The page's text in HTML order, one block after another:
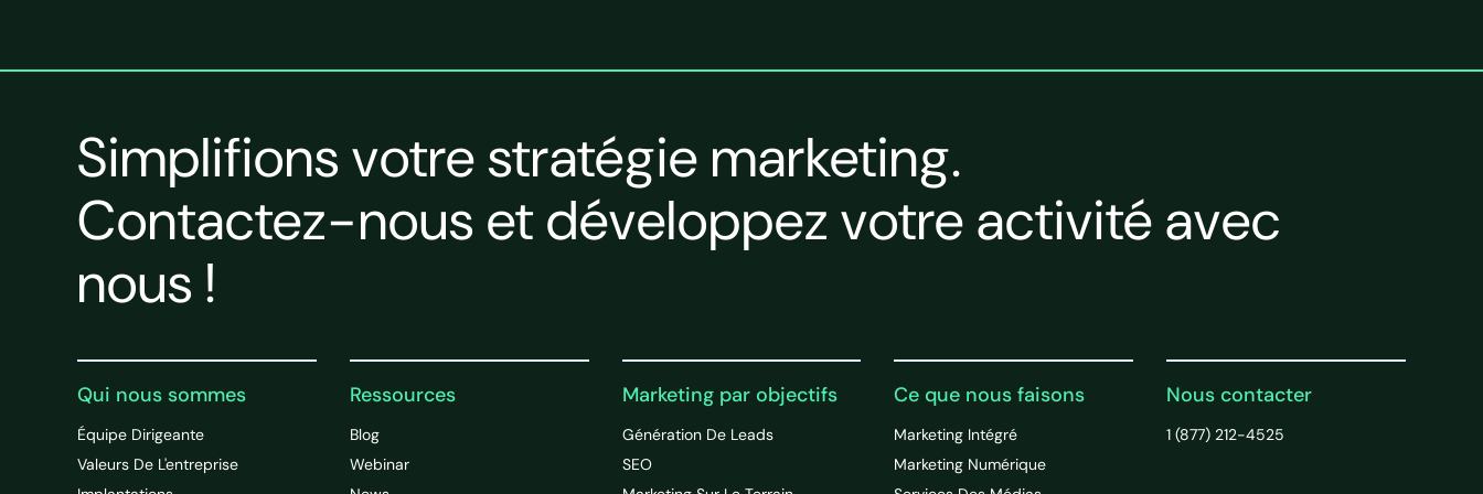
Simplifions votre stratégie marketing.
Contactez-nous et développez votre activité avec
nous !
Qui nous sommes
Équipe Dirigeante
Valeurs De L'entreprise
Ressources
Blog
Webinar
Marketing par objectifs
Génération De Leads
SEO
Ce que nous faisons
Marketing Intégré
Marketing Numérique
Nous contacter
1 (877) 212-4525